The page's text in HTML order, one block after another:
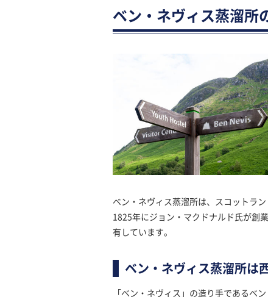
ベン・ネヴィス蒸溜所
ベン・ネヴィス蒸溜所は、スコットラ
1825年にジョン・マクドナルド氏が創
有しています。
ベン・ネヴィス蒸溜所は
「ベン・ネヴィス」の造り手であるベ